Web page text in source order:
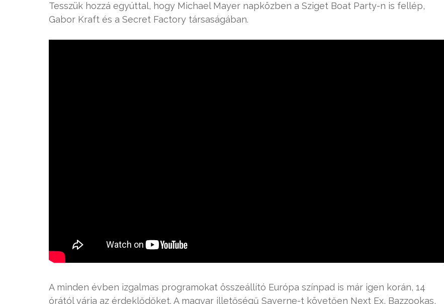
Tesszük hozzá egyúttal, hogy Michael Mayer napközben a Sziget Boat Party-n is fellép,
Gabor Kraft és a Secret Factory társaságában.
A minden évben izgalmas programokat összeállító Európa színpad is már igen korán, 14
órától várja az érdeklődőket. A magyar illetőségű Saverne-t követően Next Ex, Bazzookas,